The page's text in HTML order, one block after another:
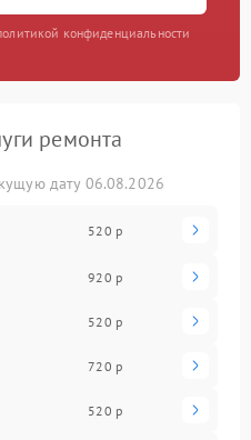
конфиденциальности
ремонта
дату 06.08.2026
520 р
920 р
520 р
720 р
520 р